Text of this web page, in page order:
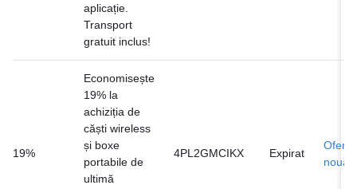
aplicație.
Transport
gratuit inclus!
19%
Economisește
19% la
achiziția de
căști wireless
și boxe
portabile de
ultimă
4PL2GMCIKX Expirat
Ofertă
nouă